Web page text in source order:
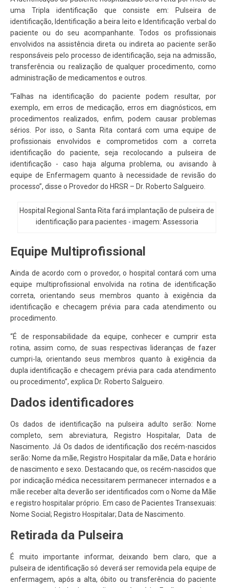
uma Tripla identificação que consiste em: Pulseira de
identificação, Identificação a beira leito e Identificação verbal do
paciente ou do seu acompanhante. Todos os profissionais
envolvidos na assistência direta ou indireta ao paciente serão
responsáveis pelo processo de identificação, seja na admissão,
transferência ou realização de qualquer procedimento, como
administração de medicamentos e outros.
“Falhas na identificação do paciente podem resultar, por
exemplo, em erros de medicação, erros em diagnósticos, em
procedimentos realizados, enfim, podem causar problemas
sérios. Por isso, o Santa Rita contará com uma equipe de
profissionais envolvidos e comprometidos com a correta
identificação do paciente, seja recolocando a pulseira de
identificação - caso haja alguma problema, ou avisando à
equipe de Enfermagem quanto à necessidade de revisão do
processo”, disse o Provedor do HRSR – Dr. Roberto Salgueiro.
Hospital Regional Santa Rita fará implantação de pulseira de
identificação para pacientes - imagem: Assessoria
Equipe Multiprofissional
Ainda de acordo com o provedor, o hospital contará com uma
equipe multiprofissional envolvida na rotina de identificação
correta, orientando seus membros quanto à exigência da
identificação e checagem prévia para cada atendimento ou
procedimento.
“É de responsabilidade da equipe, conhecer e cumprir esta
rotina, assim como, de suas respectivas lideranças de fazer
cumpri-la, orientando seus membros quanto à exigência da
dupla identificação e checagem prévia para cada atendimento
ou procedimento”, explica Dr. Roberto Salgueiro.
Dados identificadores
Os dados de identificação na pulseira adulto serão: Nome
completo, sem abreviatura, Registro Hospitalar, Data de
Nascimento. Já Os dados de identificação dos recém-nascidos
serão: Nome da mãe, Registro Hospitalar da mãe, Data e horário
de nascimento e sexo. Destacando que, os recém-nascidos que
por indicação médica necessitarem permanecer internados e a
mãe receber alta deverão ser identificados com o Nome da Mãe
e registro hospitalar próprio. Em caso de Pacientes Transexuais:
Nome Social; Registro Hospitalar; Data de Nascimento.
Retirada da Pulseira
É muito importante informar, deixando bem claro, que a
pulseira de identificação só deverá ser removida pela equipe de
enfermagem, após a alta, óbito ou transferência do paciente